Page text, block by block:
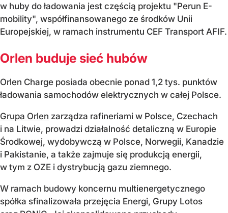
w huby do ładowania jest częścią projektu "Perun E-
mobility", współfinansowanego ze środków Unii
Europejskiej, w ramach instrumentu CEF Transport AFIF.
Orlen buduje sieć hubów
Orlen Charge posiada obecnie ponad 1,2 tys. punktów
ładowania samochodów elektrycznych w całej Polsce.
Grupa Orlen zarządza rafineriami w Polsce, Czechach
i na Litwie, prowadzi działalność detaliczną w Europie
Środkowej, wydobywczą w Polsce, Norwegii, Kanadzie
i Pakistanie, a także zajmuje się produkcją energii,
w tym z OZE i dystrybucją gazu ziemnego.
W ramach budowy koncernu multienergetycznego
spółka sfinalizowała przejęcia Energi, Grupy Lotos